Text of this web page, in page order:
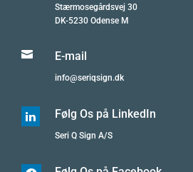
Stærmosegårdsvej 30
DK-5230 Odense M
 E-mail
info@seriqsign.dk
 Følg Os på LinkedIn
Seri Q Sign A/S